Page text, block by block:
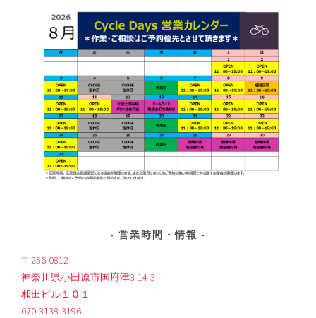
営業時間・情報
〒256-0812
神奈川県小田原市国府津3-14-3
和田ビル１０１
070-3138-3196